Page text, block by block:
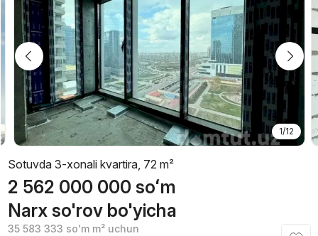
1/12
Sotuvda 3-xonali kvartira, 72 m²
2 562 000 000 soʻm
Narx so'rov bo'yicha
35 583 333 soʻmm² uchun